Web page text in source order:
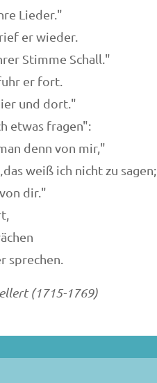
Lieder."
er wieder.
Stimme Schall."
er fort.
und dort."
etwas fragen":
denn von mir,"
weiß ich nicht zu sagen;
dir."
sprechen.
(1715-1769)